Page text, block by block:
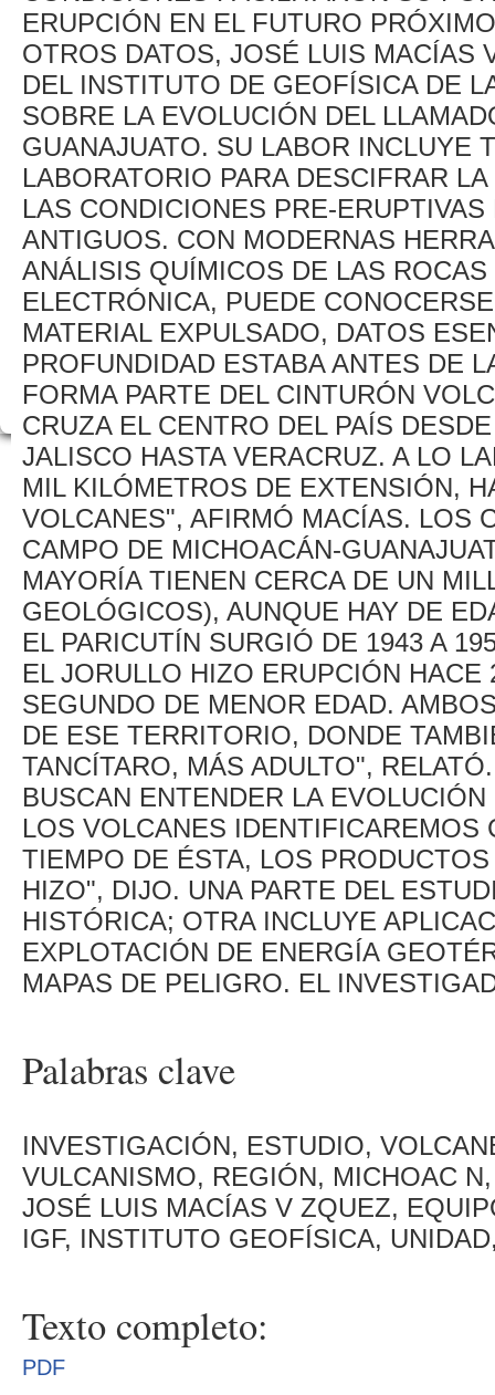
ERUPCIÓN EN EL FUTURO
OTROS DATOS, JOSÉ LUIS MACÍAS
DEL INSTITUTO DE GEOFÍSICA DE
SOBRE LA EVOLUCIÓN DEL
GUANAJUATO. SU LABOR INCLUYE
LABORATORIO PARA DESCIFRAR
LAS CONDICIONES PRE-
ANTIGUOS. CON MODERNAS
ANÁLISIS QUÍMICOS DE LAS
ELECTRÓNICA, PUEDE
MATERIAL EXPULSADO, DATOS
PROFUNDIDAD ESTABA ANTES DE
FORMA PARTE DEL CINTURÓN
CRUZA EL CENTRO DEL PAÍS
JALISCO HASTA VERACRUZ. A LO
MIL KILÓMETROS DE EXTENSIÓN,
VOLCANES", AFIRMÓ MACÍAS. LOS
CAMPO DE MICHOACÁN-
MAYORÍA TIENEN CERCA DE UN
GEOLÓGICOS), AUNQUE HAY DE
EL PARICUTÍN SURGIÓ DE 1943 A
EL JORULLO HIZO ERUPCIÓN
SEGUNDO DE MENOR EDAD.
DE ESE TERRITORIO, DONDE
TANCÍTARO, MÁS ADULTO",
BUSCAN ENTENDER LA
LOS VOLCANES IDENTIFICAREMOS
TIEMPO DE ÉSTA, LOS
HIZO", DIJO. UNA PARTE DEL
HISTÓRICA; OTRA INCLUYE
EXPLOTACIÓN DE ENERGÍA
MAPAS DE PELIGRO. EL
Palabras clave
INVESTIGACIÓN, ESTUDIO,
VULCANISMO, REGIÓN, MICHOAC
JOSÉ LUIS MACÍAS V ZQUEZ,
IGF, INSTITUTO GEOFÍSICA,
Texto completo:
PDF